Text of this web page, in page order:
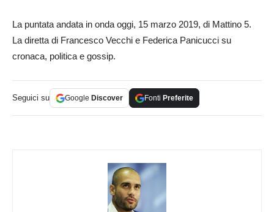
La puntata andata in onda oggi, 15 marzo 2019, di Mattino 5.
La diretta di Francesco Vecchi e Federica Panicucci su
cronaca, politica e gossip.
Seguici su Google Discover Fonti Preferite